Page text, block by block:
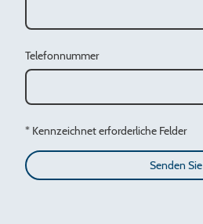
Telefonnummer
* Kennzeichnet erforderliche Felder
Senden Sie